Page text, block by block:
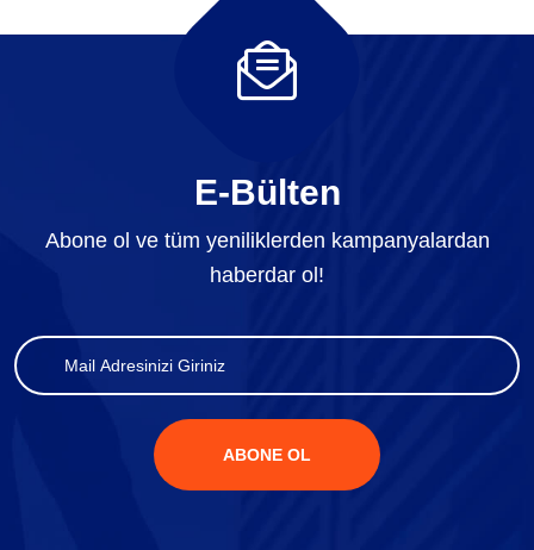
E-Bülten
Abone ol ve tüm yeniliklerden kampanyalardan
haberdar ol!
ABONE OL